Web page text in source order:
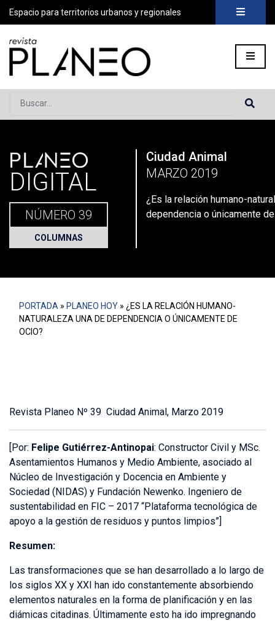
Espacio para territorios urbanos y regionales
Buscar...
Portada» Planeo Hoy ¿Es la relación humano-naturaleza
PLANEO
DIGITAL
NÚMERO 39
COLUMNAS
Ciudad Animal
MARZO 2019
¿Es la relación humano-
dependencia o únicamente
PORTADA » PLANEO HOY » ¿ES LA RELACIÓN HUMANO-
NATURALEZA UNA DE DEPENDENCIA O ÚNICAMENTE DE
OCIO?
Revista Planeo Nº 39 Ciudad Animal, Marzo 2019
[Por: Felipe Gutiérrez-Antinopai: Constructor Civil y MSc.
Asentamientos Humanos y Medio Ambiente, asociado al
Núcleo de Investigación y Docencia en Ambiente y
Sociedad (NIDAS) y Fundación Newenko. Ingeniero de
sustentabilidad en FIC – 2017 “Plataforma tecnológica de
apoyo a la gestión de residuos y puntos limpios”]
Resumen:
Las transformaciones que se han desarrollado a lo largo de
los siglos XX y XXI han ido constantemente absorbiendo
elementos naturales en la forma de planificación y en las
diámicas citadinas. Últimamente esto ha ido impregnando